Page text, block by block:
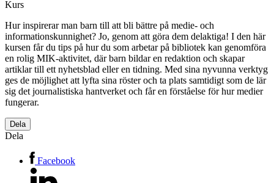
Kurs
Hur inspirerar man barn till att bli bättre på medie- och
informationskunnighet? Jo, genom att göra dem delaktiga! I den här
kursen får du tips på hur du som arbetar på bibliotek kan genomföra
en rolig MIK-aktivitet, där barn bildar en redaktion och skapar
artiklar till ett nyhetsblad eller en tidning. Med sina nyvunna verktyg
ges de möjlighet att lyfta sina röster och ta plats samtidigt som de lär
sig det journalistiska hantverket och får en förståelse för hur medier
fungerar.
Dela
Dela
Facebook